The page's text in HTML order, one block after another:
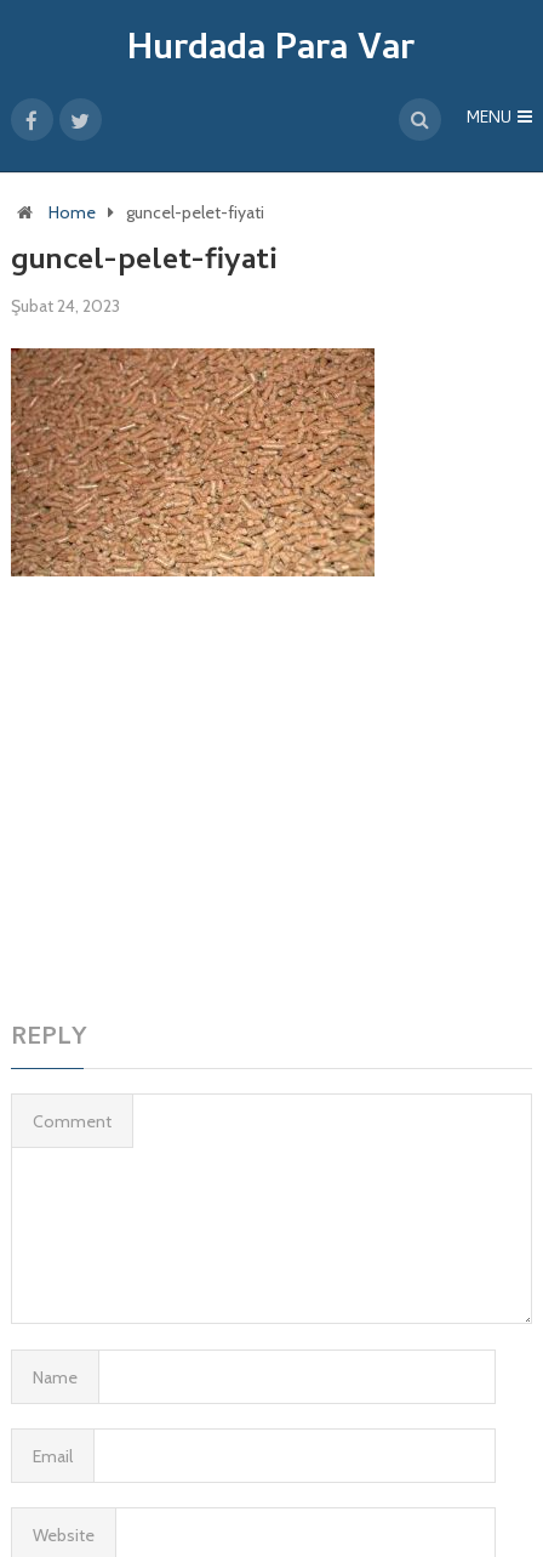
Hurdada Para Var
MENU
Home guncel-pelet-fiyati
guncel-pelet-fiyati
Şubat 24, 2023
REPLY
Comment
Name
Email
Website